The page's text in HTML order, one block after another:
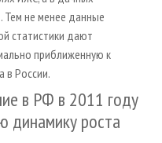
Тем не менее данные
статистики дают
приближенную к
в России.
в РФ в 2011 году
динамику роста